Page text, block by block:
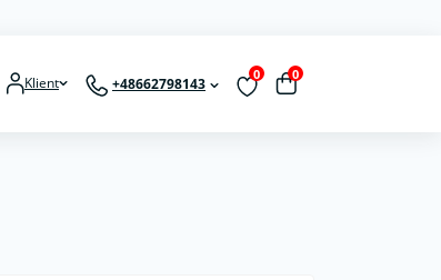
Klient +48662798143
0 0